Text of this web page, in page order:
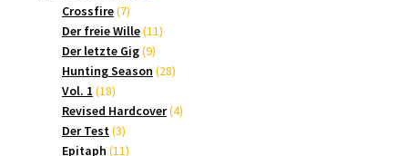
Crossfire 77
Produkte
Der freie Wille 1111
Der letzte Gig 99
Produkte
Hunting Season 2828
Vol. 1 1818
Produkte
Revised Hardcover 44
Der Test 33
Produkte
Epitaph 1111